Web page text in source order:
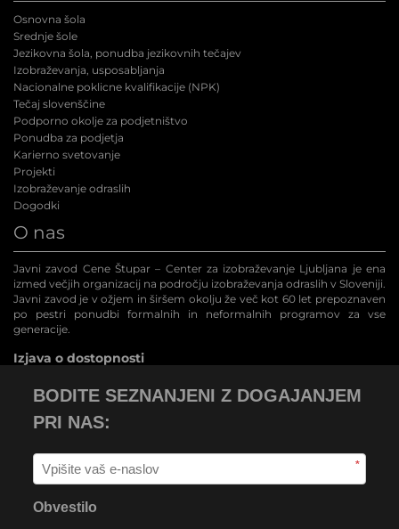
Osnovna šola
Srednje šole
Jezikovna šola, ponudba jezikovnih tečajev
Izobraževanja, usposabljanja
Nacionalne poklicne kvalifikacije (NPK)
Tečaj slovenščine
Podporno okolje za podjetništvo
Ponudba za podjetja
Karierno svetovanje
Projekti
Izobraževanje odraslih
Dogodki
O nas
Javni zavod Cene Štupar – Center za izobraževanje Ljubljana je ena
izmed večjih organizacij na področju izobraževanja odraslih v Sloveniji.
Javni zavod je v ožjem in širšem okolju že več kot 60 let prepoznaven
po pestri ponudbi formalnih in neformalnih programov za vse
generacije.
Izjava o dostopnosti
BODITE SEZNANJENI Z DOGAJANJEM
PRI NAS:
*
Obvestilo